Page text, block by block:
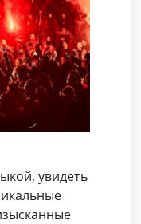
увидеть